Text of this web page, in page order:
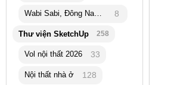
Wabi Sabi, Đông Nam Á 8
Thư viện SketchUp 258
Vol nội thất 2026 33
Nội thất nhà ở 128